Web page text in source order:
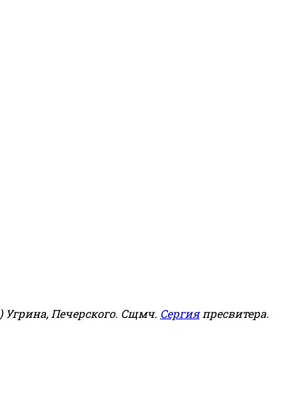
) Угрина, Печерского. Сщмч. Сергияпресвитера.